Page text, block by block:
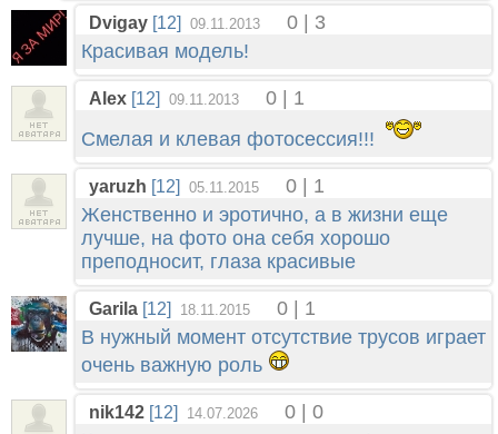
Dvigay [12] 09.11.2013
0 | 3
Красивая модель!
Alex [12] 09.11.2013
0 | 1
Смелая и клевая фотосессия!!!
yaruzh [12] 05.11.2015
0 | 1
Женственно и эротично, а в жизни еще
лучше, на фото она себя хорошо
преподносит, глаза красивые
Garila [12] 18.11.2015
0 | 1
В нужный момент отсутствие трусов играет
очень важную роль
nik142 [12] 14.07.2026
0 | 0